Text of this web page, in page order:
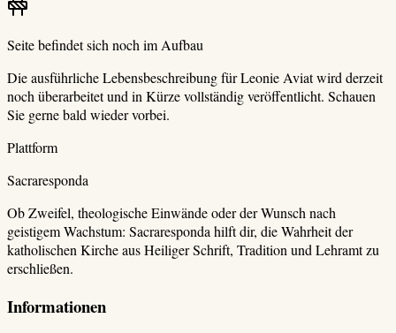
Seite befindet sich noch im Aufbau
Die ausführliche Lebensbeschreibung fürLeonie Aviatwird derzeit
noch überarbeitet und in Kürze vollständig veröffentlicht. Schauen
Sie gerne bald wieder vorbei.
Plattform
Sacraresponda
Ob Zweifel, theologische Einwände oder der Wunsch nach
geistigem Wachstum: Sacraresponda hilft dir, die Wahrheit der
katholischen Kirche aus Heiliger Schrift, Tradition und Lehramt zu
erschließen.
Informationen